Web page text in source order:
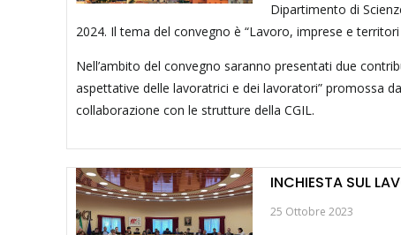
Dipartimento di
2024. Il tema del convegno è “Lavoro, imprese e
Nell’ambito del convegno saranno presentati due
aspettative delle lavoratrici e dei lavoratori” promossa
collaborazione con le strutture della CGIL.
INCHIESTA SUL
25 Ottobre 2023